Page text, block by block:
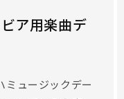
ア用楽曲デ
ミュージックデー